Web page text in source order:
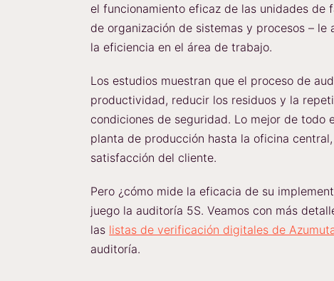
el funcionamiento eficaz de las unidades de
de organización de sistemas y procesos –
la eficiencia en el área de trabajo.
Los estudios muestran que el proceso de
productividad, reducir los residuos y la
condiciones de seguridad. Lo mejor de todo
planta de producción hasta la oficina
satisfacción del cliente.
Pero ¿cómo mide la eficacia de su
juego la auditoría 5S. Veamos con más
las listas de verificación digitales de
auditoría.